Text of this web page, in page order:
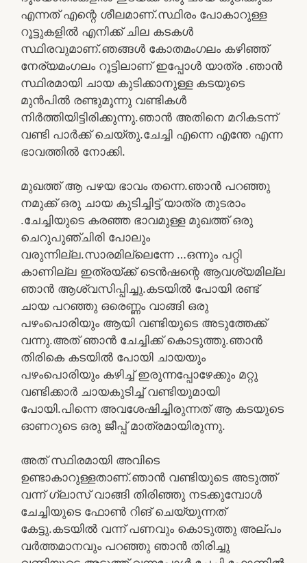
എന്നത് എന്റെ ശീലമാണ്.സ്ഥിരം പോകാറുള്ള
റൂട്ടുകളിൽ എനിക്ക് ചില കടകൾ
സ്ഥിരവുമാണ്.ഞങ്ങൾ കോതമംഗലം കഴിഞ്ഞ്
നേര്യമംഗലം റൂട്ടിലാണ് ഇപ്പോൾ യാത്ര .ഞാൻ
സ്ഥിരമായി ചായ കുടിക്കാനുള്ള കടയുടെ
മുൻപിൽ രണ്ടുമൂന്നു വണ്ടികൾ
നിർത്തിയിട്ടിരിക്കുന്നു.ഞാൻ അതിനെ മറികടന്ന്
വണ്ടി പാർക്ക് ചെയ്തു.ചേച്ചി എന്നെ എന്തേ എന്ന
ഭാവത്തിൽ നോക്കി.
മുഖത്ത് ആ പഴയ ഭാവം തന്നെ.ഞാൻ പറഞ്ഞു
നമുക്ക് ഒരു ചായ കുടിച്ചിട്ട് യാത്ര തുടരാം
.ചേച്ചിയുടെ കരഞ്ഞ ഭാവമുള്ള മുഖത്ത് ഒരു
ചെറുപുഞ്ചിരി പോലും
വരുന്നില്ല.സാരമില്ലെന്നേ …ഒന്നും പറ്റി
കാണില്ല ഇത്രയ്ക്ക് ടെൻഷന്റെ ആവശ്യമില്ല
ഞാൻ ആശ്വസിപ്പിച്ചു.കടയിൽ പോയി രണ്ട്
ചായ പറഞ്ഞു ഒരെണ്ണം വാങ്ങി ഒരു
പഴംപൊരിയും ആയി വണ്ടിയുടെ അടുത്തേക്ക്
വന്നു.അത് ഞാൻ ചേച്ചിക്ക് കൊടുത്തു.ഞാൻ
തിരികെ കടയിൽ പോയി ചായയും
പഴംപൊരിയും കഴിച്ച് ഇരുന്നപ്പോഴേക്കും മറ്റു
വണ്ടിക്കാർ ചായകുടിച്ച് വണ്ടിയുമായി
പോയി.പിന്നെ അവശേഷിച്ചിരുന്നത് ആ കടയുടെ
ഓണറുടെ ഒരു ജീപ്പ് മാത്രമായിരുന്നു.
അത് സ്ഥിരമായി അവിടെ
ഉണ്ടാകാറുള്ളതാണ്.ഞാൻ വണ്ടിയുടെ അടുത്ത്
വന്ന് ഗ്ലാസ് വാങ്ങി തിരിഞ്ഞു നടക്കുമ്പോൾ
ചേച്ചിയുടെ ഫോൺ റിങ് ചെയ്യുന്നത്
കേട്ടു.കടയിൽ വന്ന് പണവും കൊടുത്തു അല്പം
വർത്തമാനവും പറഞ്ഞു ഞാൻ തിരിച്ചു